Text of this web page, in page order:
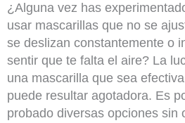
¿Alguna vez has
usar mascarillas que no se
se deslizan constantemente o
sentir que te falta el aire? La
una mascarilla que sea
puede resultar agotadora. Es
probado diversas opciones sin